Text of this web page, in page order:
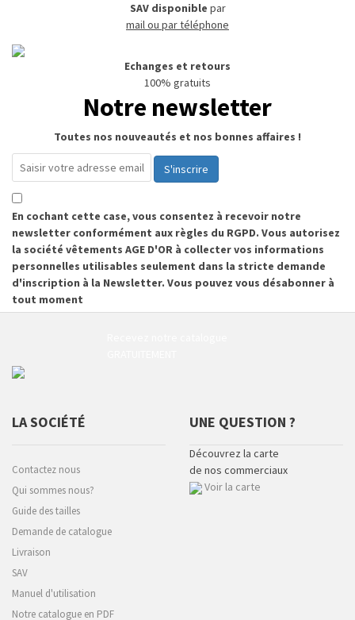
SAV disponible par
mail ou par téléphone
Echanges et retours
100% gratuits
Notre newsletter
Toutes nos nouveautés et nos bonnes affaires !
S'inscrire
En cochant cette case, vous consentez à recevoir notre
newsletter conformément aux règles du RGPD. Vous autorisez
la société vêtements AGE D'OR à collecter vos informations
personnelles utilisables seulement dans la stricte demande
d'inscription à la Newsletter. Vous pouvez vous désabonner à
tout moment
LA SOCIÉTÉ
Contactez nous
Qui sommes nous?
Guide des tailles
Demande de catalogue
Livraison
SAV
Manuel d'utilisation
Notre catalogue en PDF
UNE QUESTION ?
Découvrez la carte
de nos commerciaux
Voir la carte